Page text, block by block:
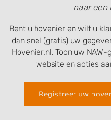
naar een
Bent u hovenier en wilt u
dan snel (gratis) uw
Hovenier.nl. Toon uw
website en acties
Registreer uw